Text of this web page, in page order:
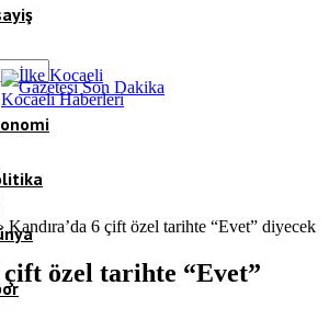
Kandıra’da 6 çift özel tarihte “Evet” diyecek
çift özel tarihte “Evet”